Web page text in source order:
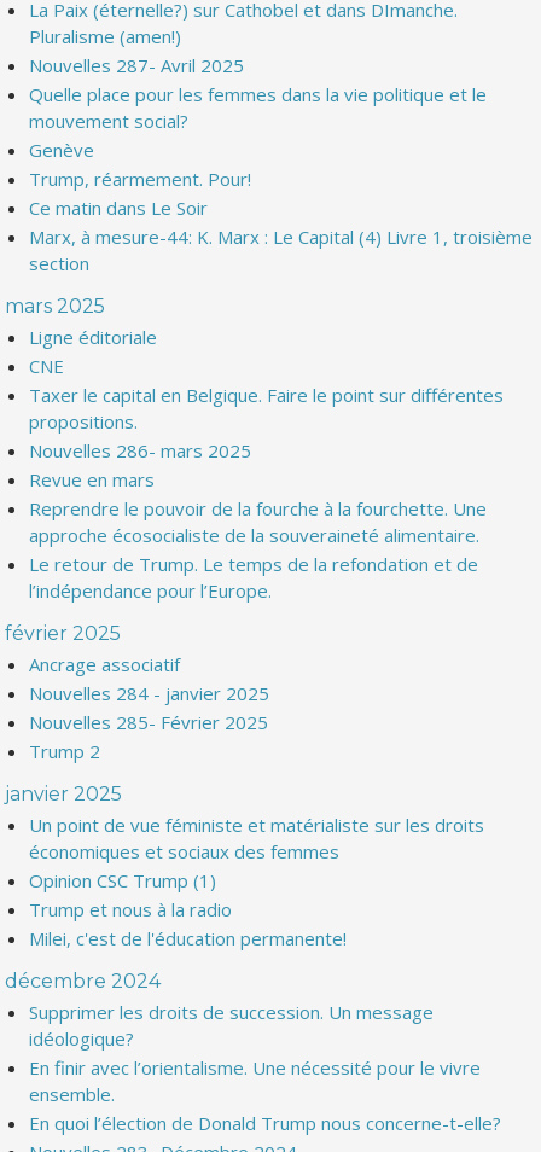
La Paix (éternelle?) sur Cathobel et dans DImanche.
Pluralisme (amen!)
Nouvelles 287- Avril 2025
Quelle place pour les femmes dans la vie politique et le
mouvement social?
Genève
Trump, réarmement. Pour!
Ce matin dans Le Soir
Marx, à mesure-44: K. Marx : Le Capital (4) Livre 1, troisième
section
mars 2025
Ligne éditoriale
CNE
Taxer le capital en Belgique. Faire le point sur différentes
propositions.
Nouvelles 286- mars 2025
Revue en mars
Reprendre le pouvoir de la fourche à la fourchette. Une
approche écosocialiste de la souveraineté alimentaire.
Le retour de Trump. Le temps de la refondation et de
l’indépendance pour l’Europe.
février 2025
Ancrage associatif
Nouvelles 284 - janvier 2025
Nouvelles 285- Février 2025
Trump 2
janvier 2025
Un point de vue féministe et matérialiste sur les droits
économiques et sociaux des femmes
Opinion CSC Trump (1)
Trump et nous à la radio
Milei, c'est de l'éducation permanente!
décembre 2024
Supprimer les droits de succession. Un message
idéologique?
En finir avec l’orientalisme. Une nécessité pour le vivre
ensemble.
En quoi l’élection de Donald Trump nous concerne-t-elle?